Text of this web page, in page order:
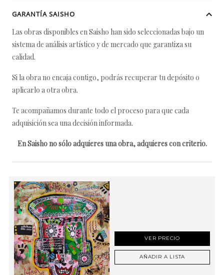
GARANTÍA SAISHO
Las obras disponibles en Saisho han sido seleccionadas bajo un
sistema de análisis artístico y de mercado que garantiza su
calidad.
Si la obra no encaja contigo, podrás recuperar tu depósito o
aplicarlo a otra obra.
Te acompañamos durante todo el proceso para que cada
adquisición sea una decisión informada.
En Saisho no sólo adquieres una obra, adquieres con criterio.
VER PRECIO
AÑADIR A LISTA